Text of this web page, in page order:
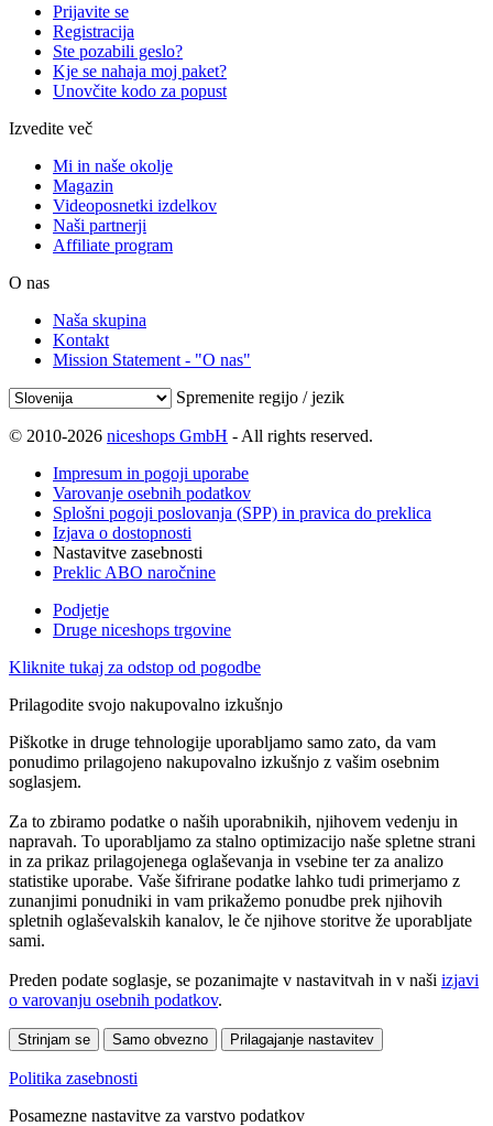
Prijavite se
Registracija
Ste pozabili geslo?
Kje se nahaja moj paket?
Unovčite kodo za popust
Izvedite več
Mi in naše okolje
Magazin
Videoposnetki izdelkov
Naši partnerji
Affiliate program
O nas
Naša skupina
Kontakt
Mission Statement - "O nas"
Spremenite regijo / jezik
© 2010-2026 niceshops GmbH - All rights reserved.
Impresum in pogoji uporabe
Varovanje osebnih podatkov
Splošni pogoji poslovanja (SPP) in pravica do preklica
Izjava o dostopnosti
Nastavitve zasebnosti
Preklic ABO naročnine
Podjetje
Druge niceshops trgovine
Kliknite tukaj za odstop od pogodbe
Prilagodite svojo nakupovalno izkušnjo
Piškotke in druge tehnologije uporabljamo samo zato, da vam
ponudimo prilagojeno nakupovalno izkušnjo z vašim osebnim
soglasjem.
Za to zbiramo podatke o naših uporabnikih, njihovem vedenju in
napravah. To uporabljamo za stalno optimizacijo naše spletne strani
in za prikaz prilagojenega oglaševanja in vsebine ter za analizo
statistike uporabe. Vaše šifrirane podatke lahko tudi primerjamo z
zunanjimi ponudniki in vam prikažemo ponudbe prek njihovih
spletnih oglaševalskih kanalov, le če njihove storitve že uporabljate
sami.
Preden podate soglasje, se pozanimajte v nastavitvah in v naši izjavi
o varovanju osebnih podatkov.
Strinjam se Samo obvezno Prilagajanje nastavitev
Politika zasebnosti
Posamezne nastavitve za varstvo podatkov